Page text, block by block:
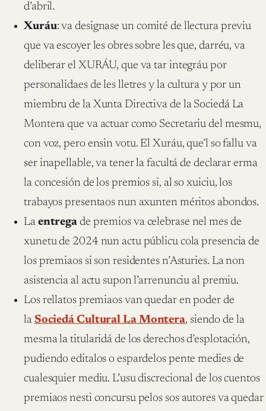
d’abril.
Xuráu: va designase un comité de llectura previu
que va escoyer les obres sobre les que, darréu, va
deliberar el XURÁU, que va tar integráu por
personalidaes de les lletres y la cultura y por un
miembru de la Xunta Directiva de la Sociedá La
Montera que va actuar como Secretariu del mesmu,
con voz, pero ensin votu. El Xuráu, que’l so fallu va
ser inapellable, va tener la facultá de declarar erma
la concesión de los premios si, al so xuiciu, los
trabayos presentaos nun axunten méritos abondos.
La entrega de premios va celebrase nel mes de
xunetu de 2024 nun actu públicu cola presencia de
los premiaos si son residentes n’Asturies. La non
asistencia al actu supon l’arrenunciu al premiu.
Los rellatos premiaos van quedar en poder de
la Sociedá Cultural La Montera, siendo de la
mesma la titularidá de los derechos d’esplotación,
pudiendo editalos o espardelos pente medies de
cualesquier mediu. L’usu discrecional de los cuentos
premiaos nesti concursu pelos sos autores va quedar